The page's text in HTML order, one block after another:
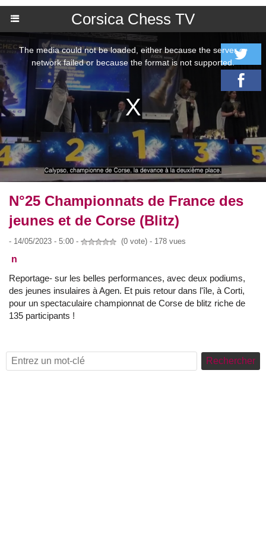
Corsica Chess TV
N°25 Championnats de France des
jeunes et de Corse (Blitz)
- 14/05/2023 - 5:00 - (0 vote) - 178 vues
n
Reportage- sur les belles performances, avec deux podiums,
des jeunes insulaires à Agen. Et puis retour dans l'île, à Corti,
pour un spectaculaire championnat de Corse de blitz riche de
135 participants !
Rechercher